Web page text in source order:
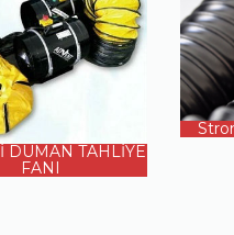
DETAYI
DUMAN TAHLİYE
FANI